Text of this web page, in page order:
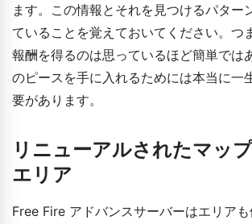
ます。この情報とそれを見つけるパター
ていることを覚えておいてください。つ
報酬を得るのは思っているほど簡単では
のピースを手に入れるためには本当に一
要があります。
リニューアルされたマッ
エリア
Free Fire アドバンスサーバーはエリアも